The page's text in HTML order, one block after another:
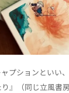
プションといい
り』（同じ立風書